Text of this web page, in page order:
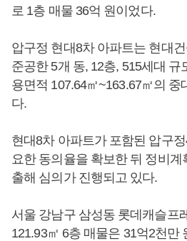
로 1층 매물 36억 원이었다.
압구정 현대8차 아파트는 현대
준공한 5개 동, 12층, 515세대 규
용면적 107.64㎡~163.67㎡의 중
다.
현대8차 아파트가 포함된 압구
요한 동의율을 확보한 뒤 정비계
출해 심의가 진행되고 있다.
서울 강남구 삼성동 롯데캐슬프
121.93㎡ 6층 매물은 31억2천만